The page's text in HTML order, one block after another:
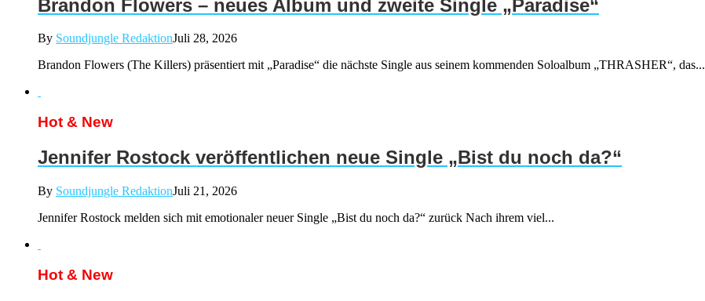
Brandon Flowers – neues Album und zweite Single „Paradise“
By Soundjungle RedaktionJuli 28, 2026
Brandon Flowers (The Killers) präsentiert mit „Paradise“ die nächste Single aus seinem kommenden Soloalbum „THRASHER“, das...
Hot & New
Jennifer Rostock veröffentlichen neue Single „Bist du noch da?“
By Soundjungle RedaktionJuli 21, 2026
Jennifer Rostock melden sich mit emotionaler neuer Single „Bist du noch da?“ zurück Nach ihrem viel...
Hot & New